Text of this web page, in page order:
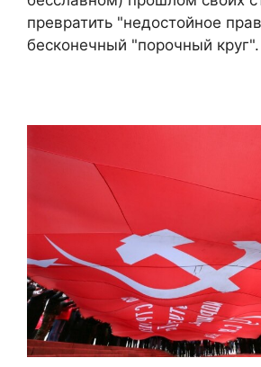
превратить "недостойное
бесконечный "порочный круг".